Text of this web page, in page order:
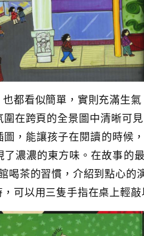
也都看似簡單，實則充滿生
圍在跨頁的全景圖中清晰可
圖，能讓孩子在閱讀的時候
了濃濃的東方味。在故事的
喝茶的習慣，介紹到點心的
可以用三隻手指在桌上輕敲